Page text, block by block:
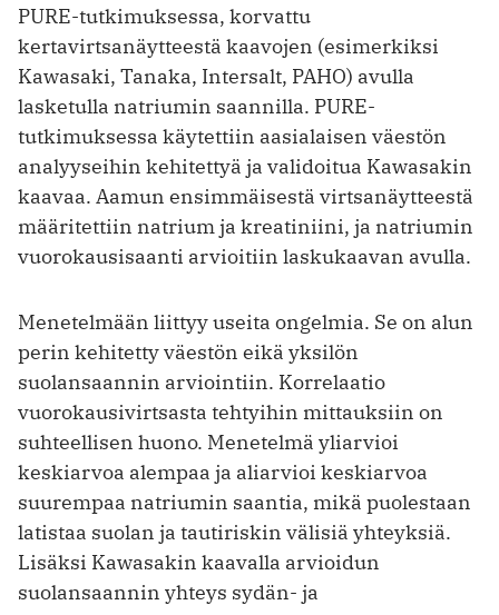
PURE-tutkimuksessa, korvattu
kertavirtsanäytteestä kaavojen (esimerkiksi
Kawasaki, Tanaka, Intersalt, PAHO) avulla
lasketulla natriumin saannilla. PURE-
tutkimuksessa käytettiin aasialaisen väestön
analyyseihin kehitettyä ja validoitua Kawasakin
kaavaa. Aamun ensimmäisestä virtsanäytteestä
määritettiin natrium ja kreatiniini, ja natriumin
vuorokausisaanti arvioitiin laskukaavan avulla.
Menetelmään liittyy useita ongelmia. Se on alun
perin kehitetty väestön eikä yksilön
suolansaannin arviointiin. Korrelaatio
vuorokausivirtsasta tehtyihin mittauksiin on
suhteellisen huono. Menetelmä yliarvioi
keskiarvoa alempaa ja aliarvioi keskiarvoa
suurempaa natriumin saantia, mikä puolestaan
latistaa suolan ja tautiriskin välisiä yhteyksiä.
Lisäksi Kawasakin kaavalla arvioidun
suolansaannin yhteys sydän- ja